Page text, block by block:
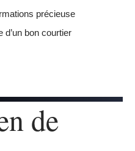
précieuse
d’un bon courtier
de